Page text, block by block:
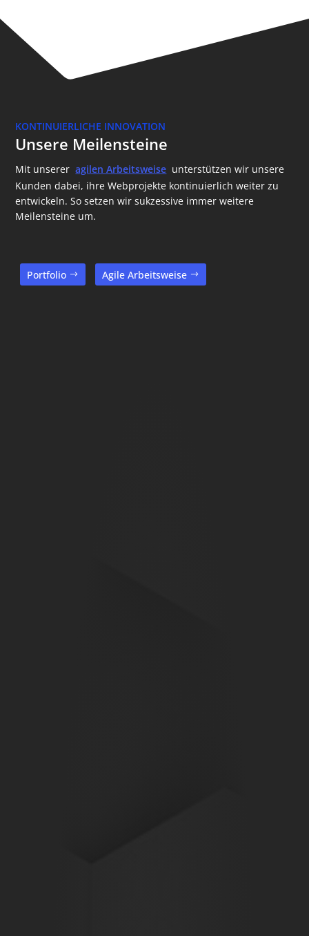
KONTINUIERLICHE INNOVATION
Unsere Meilensteine
Mit unserer agilen Arbeitsweise unterstützen wir unsere
Kunden dabei, ihre Webprojekte kontinuierlich weiter zu
entwickeln. So setzen wir sukzessive immer weitere
Meilensteine um.
Portfolio Agile Arbeitsweise